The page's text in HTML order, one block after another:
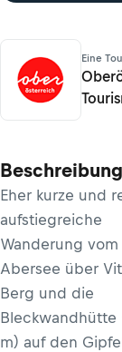
Eine
Beschreibung
Eher kurze und
aufstiegreiche
Wanderung vom
Abersee über
Berg und die
Bleckwandhütte
m) auf den